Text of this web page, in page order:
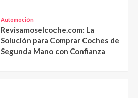
Automoción
Revisamoselcoche.com: La
Solución para Comprar Coches de
Segunda Mano con Confianza